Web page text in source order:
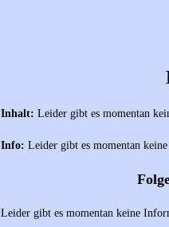
Inhalt: Leider gibt es momentan
Info: Leider gibt es momentan
Leider gibt es momentan keine